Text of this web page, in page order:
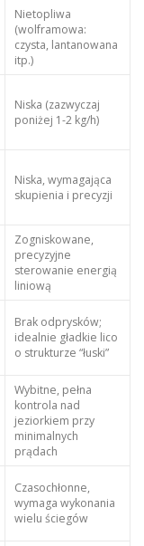
Nietopliwa
(wolframowa:
czysta, lantanowana
itp.)
Niska (zazwyczaj
poniżej 1-2 kg/h)
Niska, wymagająca
skupienia i precyzji
Zogniskowane,
precyzyjne
sterowanie energią
liniową
Brak odprysków;
idealnie gładkie lico
o strukturze “łuski”
Wybitne, pełna
kontrola nad
jeziorkiem przy
minimalnych
prądach
Czasochłonne,
wymaga wykonania
wielu ściegów